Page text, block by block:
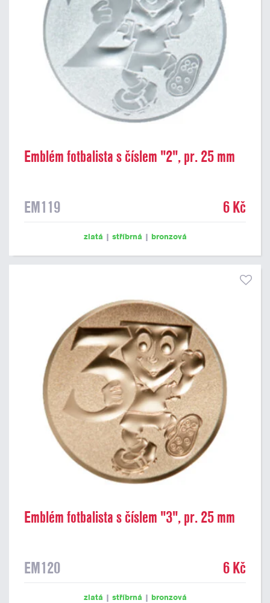
Emblém fotbalista s číslem "2", pr. 25 mm
EM119 6 Kč
zlatá | stříbrná | bronzová
Emblém fotbalista s číslem "3", pr. 25 mm
EM120 6 Kč
zlatá | stříbrná | bronzová